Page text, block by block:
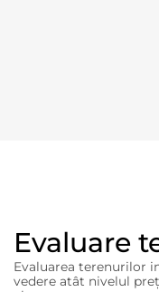
Evaluare
Evaluarea terenurilor
vedere atât nivelul